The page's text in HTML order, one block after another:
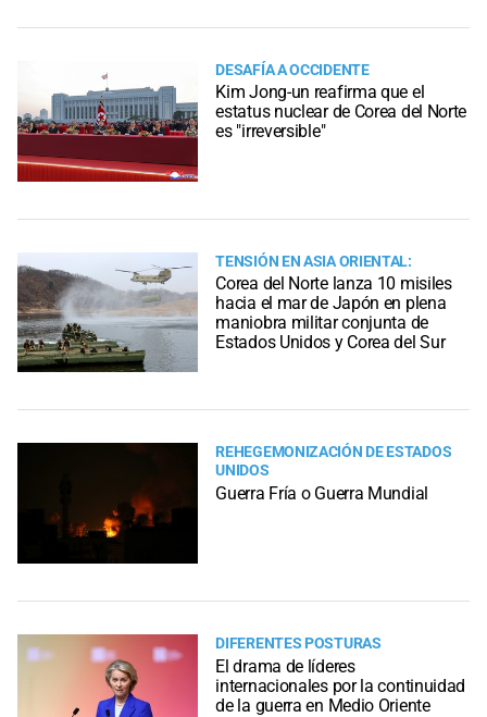
DESAFÍA A OCCIDENTE
Kim Jong-un reafirma que el
estatus nuclear de Corea del Norte
es "irreversible"
TENSIÓN EN ASIA ORIENTAL:
Corea del Norte lanza 10 misiles
hacia el mar de Japón en plena
maniobra militar conjunta de
Estados Unidos y Corea del Sur
REHEGEMONIZACIÓN DE ESTADOS
UNIDOS
Guerra Fría o Guerra Mundial
DIFERENTES POSTURAS
El drama de líderes
internacionales por la continuidad
de la guerra en Medio Oriente